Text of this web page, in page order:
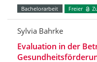
Bachelorarbeit Freier
Sylvia Bahrke
Evaluation in der